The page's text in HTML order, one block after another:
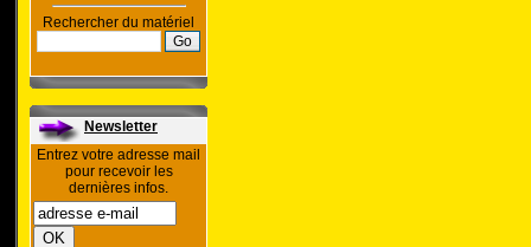
Rechercher du matériel
Newsletter
Entrez votre adresse mail
pour recevoir les
dernières infos.